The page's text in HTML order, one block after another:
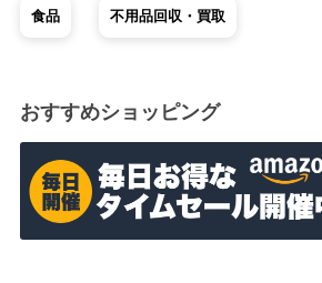
食品 不用品回収・買取
おすすめショッピング